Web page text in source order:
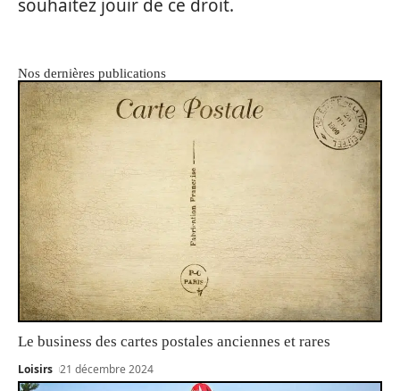
souhaitez jouir de ce droit.
Nos dernières publications
Le business des cartes postales anciennes et rares
Loisirs 21 décembre 2024